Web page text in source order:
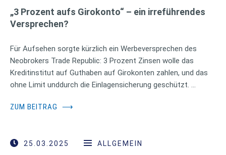
„3 Prozent aufs Girokonto“ – ein irreführendes
Versprechen?
Für Aufsehen sorgte kürzlich ein Werbeversprechen des
Neobrokers Trade Republic: 3 Prozent Zinsen wolle das
Kreditinstitut auf Guthaben auf Girokonten zahlen, und das
ohne Limit unddurch die Einlagensicherung geschützt. …
ZUM BEITRAG ⟶
25.03.2025 ALLGEMEIN